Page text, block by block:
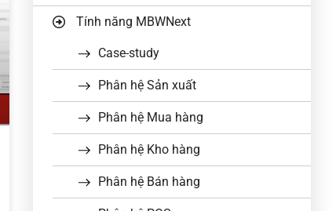
Tính năng MBWNext
Case-study
Phân hệ Sản xuất
Phân hệ Mua hàng
Phân hệ Kho hàng
Phân hệ Bán hàng